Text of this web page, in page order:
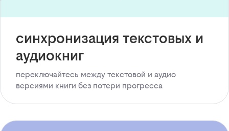
синхронизация текстовых и
аудиокниг
переключайтесь между текстовой и аудио
версиями книги без потери прогресса